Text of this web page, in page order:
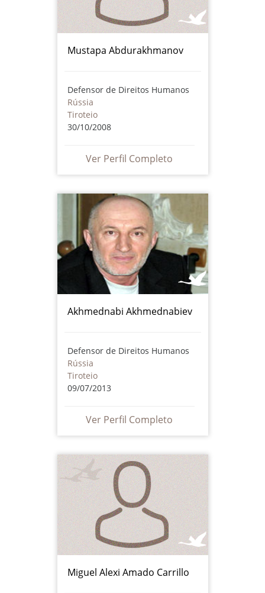
Mustapa Abdurakhmanov
Defensor de Direitos Humanos
Rússia
Tiroteio
30/10/2008
Ver Perfil Completo
Akhmednabi Akhmednabiev
Defensor de Direitos Humanos
Rússia
Tiroteio
09/07/2013
Ver Perfil Completo
Miguel Alexi Amado Carrillo